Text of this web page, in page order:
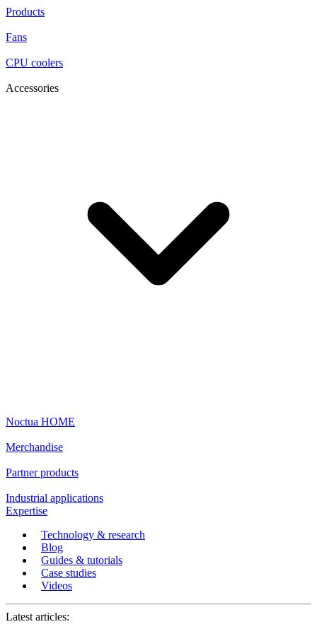
Products
Fans
CPU coolers
Accessories
Noctua HOME
Merchandise
Partner products
Industrial applications
Expertise
Technology & research
Blog
Guides & tutorials
Case studies
Videos
Latest articles: